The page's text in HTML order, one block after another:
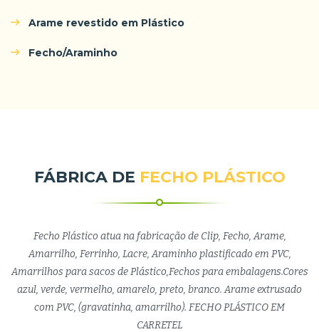
Arame revestido em Plástico
Fecho/Araminho
FÁBRICA DE FECHO PLÁSTICO
Fecho Plástico atua na fabricação de Clip, Fecho, Arame,
Amarrilho, Ferrinho, Lacre, Araminho plastificado em PVC,
Amarrilhos para sacos de Plástico,Fechos para embalagens.Cores
azul, verde, vermelho, amarelo, preto, branco. Arame extrusado
com PVC, (gravatinha, amarrilho). FECHO PLÁSTICO EM
CARRETEL